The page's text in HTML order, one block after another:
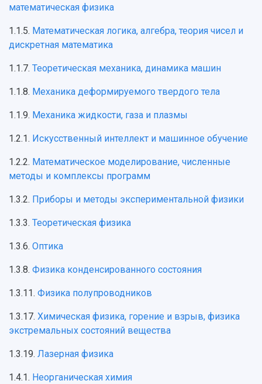
математическая физика
1.1.5. Математическая логика, алгебра, теория чисел и
дискретная математика
1.1.7. Теоретическая механика, динамика машин
1.1.8. Механика деформируемого твердого тела
1.1.9. Механика жидкости, газа и плазмы
1.2.1. Искусственный интеллект и машинное обучение
1.2.2. Математическое моделирование, численные
методы и комплексы программ
1.3.2. Приборы и методы экспериментальной физики
1.3.3. Теоретическая физика
1.3.6. Оптика
1.3.8. Физика конденсированного состояния
1.3.11. Физика полупроводников
1.3.17. Химическая физика, горение и взрыв, физика
экстремальных состояний вещества
1.3.19. Лазерная физика
1.4.1. Неорганическая химия